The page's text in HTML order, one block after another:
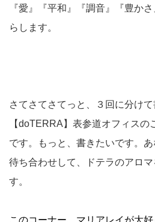
『愛』『平和』『調音』『豊か
らします。
さてさてさてっと、３回に分け
【doTERRA】表参道オフィスの
です。もっと、書きたいです。
待ち合わせして、ドテラのアロ
す。